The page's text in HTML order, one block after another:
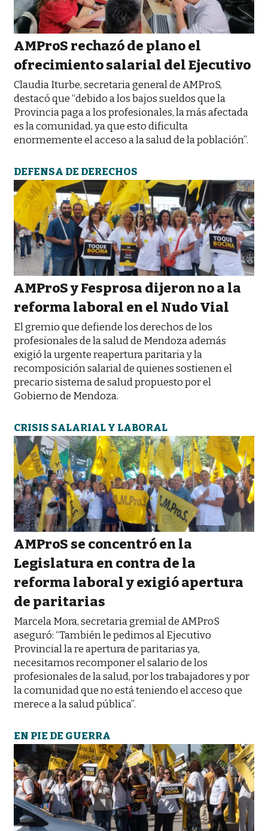
AMProS rechazó de plano el
ofrecimiento salarial del Ejecutivo
Claudia Iturbe, secretaria general de AMProS,
destacó que “debido a los bajos sueldos que la
Provincia paga a los profesionales, la más afectada
es la comunidad, ya que esto dificulta
enormemente el acceso a la salud de la población”.
DEFENSA DE DERECHOS
AMProS y Fesprosa dijeron no a la
reforma laboral en el Nudo Vial
El gremio que defiende los derechos de los
profesionales de la salud de Mendoza además
exigió la urgente reapertura paritaria y la
recomposición salarial de quienes sostienen el
precario sistema de salud propuesto por el
Gobierno de Mendoza.
CRISIS SALARIAL Y LABORAL
AMProS se concentró en la
Legislatura en contra de la
reforma laboral y exigió apertura
de paritarias
Marcela Mora, secretaria gremial de AMProS
aseguró: “También le pedimos al Ejecutivo
Provincial la re apertura de paritarias ya,
necesitamos recomponer el salario de los
profesionales de la salud, por los trabajadores y por
la comunidad que no está teniendo el acceso que
merece a la salud pública”.
EN PIE DE GUERRA